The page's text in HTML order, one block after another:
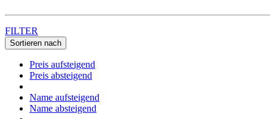
FILTER
Sortieren nach
Preis aufsteigend
Preis absteigend
Name aufsteigend
Name absteigend